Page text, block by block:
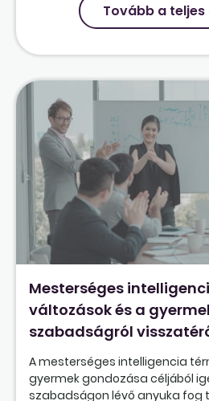
Tovább a teljes
Mesterséges
változások és a
szabadságról
A mesterséges intelligencia
gyermek gondozása céljából
szabadságon lévő anyuka fog